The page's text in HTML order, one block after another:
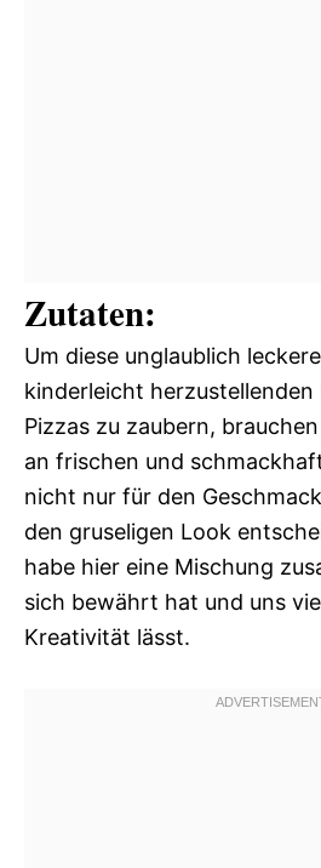
Zutaten:
Um diese unglaublich
kinderleicht
Pizzas zu zaubern,
an frischen und
nicht nur für den
den gruseligen Look
habe hier eine Mischung
sich bewährt hat und uns
Kreativität lässt.